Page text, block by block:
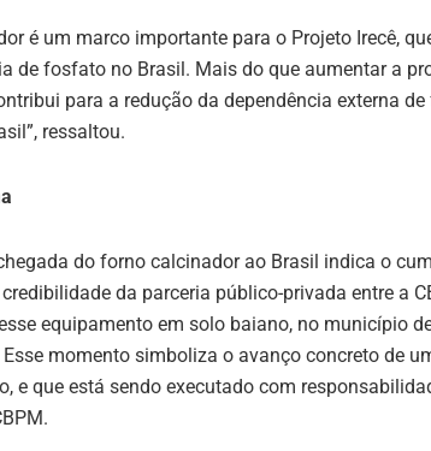
é um marco importante para o Projeto Irecê,
de fosfato no Brasil. Mais do que aumentar a
para a redução da dependência externa
ressaltou.
do forno calcinador ao Brasil indica o
da parceria público-privada entre a
equipamento em solo baiano, no município
momento simboliza o avanço concreto de
e que está sendo executado com